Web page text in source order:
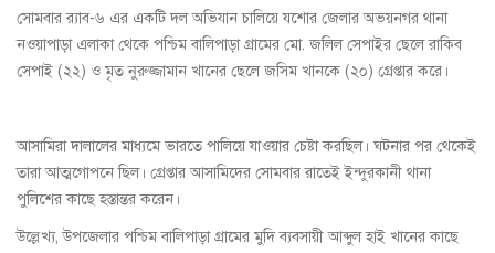
সোমবার র‌্যাব-৬ এর একটি দল অভিযান চালিয়ে যশোর জেলার অভয়নগর থানা
নওয়াপাড়া এলাকা থেকে পশ্চিম বালিপাড়া গ্রামের মো. জলিল সেপাইর ছেলে রাকিব
সেপাই (২২) ও মৃত নুরুজ্জামান খানের ছেলে জসিম খানকে (২০) গ্রেপ্তার করে।
আসামিরা দালালের মাধ্যমে ভারতে পালিয়ে যাওয়ার চেষ্টা করছিল। ঘটনার পর থেকেই
তারা আত্মগোপনে ছিল। গ্রেপ্তার আসামিদের সোমবার রাতেই ইন্দুরকানী থানা
পুলিশের কাছে হস্তান্তর করেন।
উল্লেখ্য, উপজেলার পশ্চিম বালিপাড়া গ্রামের মুদি ব্যবসায়ী আব্দুল হাই খানের কাছে